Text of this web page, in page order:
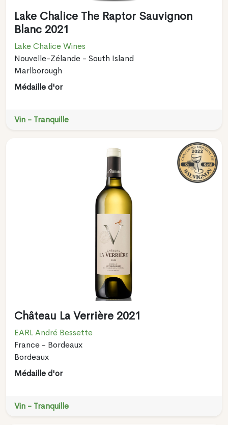
Lake Chalice The Raptor Sauvignon
Blanc 2021
Lake Chalice Wines
Nouvelle-Zélande - South Island
Marlborough
Médaille d'or
Vin - Tranquille
Château La Verrière 2021
EARL André Bessette
France - Bordeaux
Bordeaux
Médaille d'or
Vin - Tranquille